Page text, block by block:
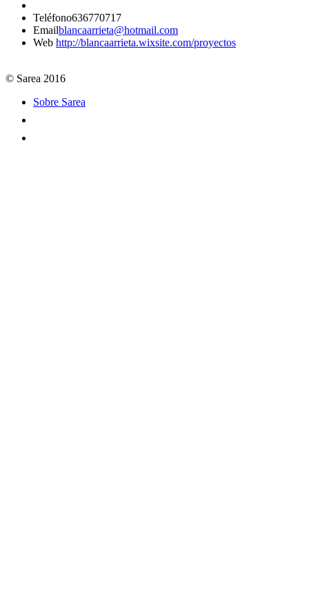
Teléfono636770717
Emailblancaarrieta@hotmail.com
Web http://blancaarrieta.wixsite.com/proyectos
© Sarea 2016
Sobre Sarea